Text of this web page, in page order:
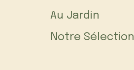
Au Jardin
Notre Sélection